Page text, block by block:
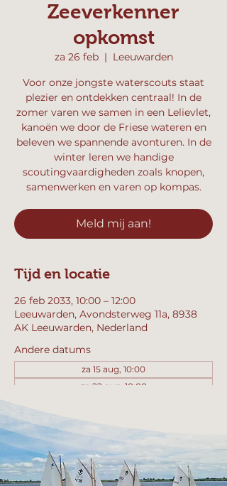
Zeeverkenner
opkomst
za 26 feb
  |
Leeuwarden
Voor onze jongste waterscouts staat
plezier en ontdekken centraal! In de
zomer varen we samen in een Lelievlet,
kanoën we door de Friese wateren en
beleven we spannende avonturen. In de
winter leren we handige
scoutingvaardigheden zoals knopen,
samenwerken en varen op kompas.
Meld mij aan!
Tijd en locatie
26 feb 2033, 10:00 – 12:00
Leeuwarden, Avondsterweg 11a, 8938
AK Leeuwarden, Nederland
Andere datums
za 15 aug, 10:00
za 22 aug, 10:00
Bekijk alle 357 datums
Meld mij aan!